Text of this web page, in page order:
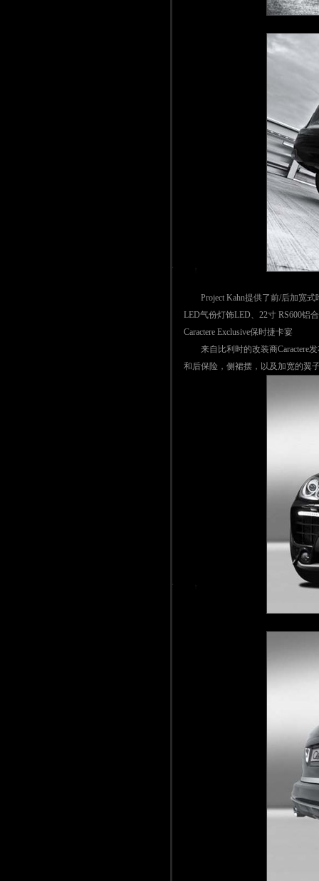
Project Kahn提供了前/后加宽式
LED气份灯饰LED、22寸 RS600铝
Caractere Exclusive保时捷卡宴
来自比利时的改装商Caractere发
和后保险，侧裙摆，以及加宽的翼